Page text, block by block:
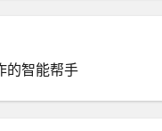
写作的敏感度和警惕
能力。我们不能完全
的智能帮手